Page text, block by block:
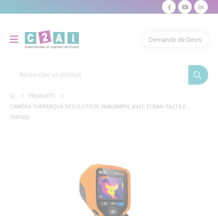
Demande de Devis
PRODUITS
CAMÉRA THERMIQUE RÉSOLUTION 384X288PXL AVEC ÉCRAN-TACTILE –
THT600